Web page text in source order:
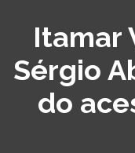
Itamar
Sérgio
do